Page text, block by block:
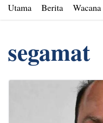
Utama Berita Wacana
segamat